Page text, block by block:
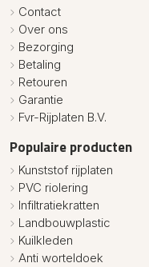
Contact
Over ons
Bezorging
Betaling
Retouren
Garantie
Fvr-Rijplaten B.V.
Populaire producten
Kunststof rijplaten
PVC riolering
Infiltratiekratten
Landbouwplastic
Kuilkleden
Anti worteldoek